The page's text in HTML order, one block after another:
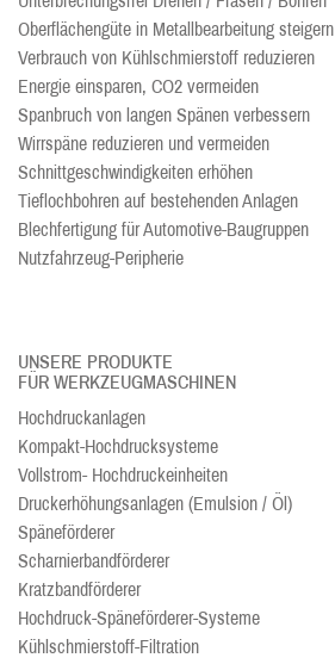
Oberflächengüte in Metallbearbeitung steigern
Verbrauch von Kühlschmierstoff reduzieren
Energie einsparen, CO2 vermeiden
Spanbruch von langen Spänen verbessern
Wirrspäne reduzieren und vermeiden
Schnittgeschwindigkeiten erhöhen
Tieflochbohren auf bestehenden Anlagen
Blechfertigung für Automotive-Baugruppen
Nutzfahrzeug-Peripherie
UNSERE PRODUKTE
FÜR WERKZEUGMASCHINEN
Hochdruckanlagen
Kompakt-Hochdrucksysteme
Vollstrom- Hochdruckeinheiten
Druckerhöhungsanlagen (Emulsion / Öl)
Späneförderer
Scharnierbandförderer
Kratzbandförderer
Hochdruck-Späneförderer-Systeme
Kühlschmierstoff-Filtration